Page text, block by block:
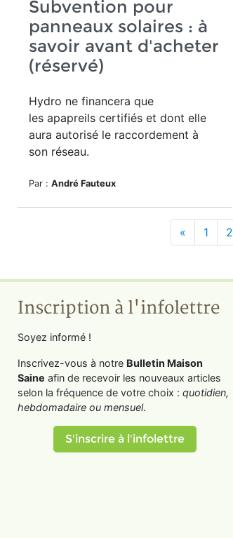
Subvention pour
panneaux solaires : à
savoir avant d'acheter
(réservé)
Hydro ne financera que
les apapreils certifiés et dont elle
aura autorisé le raccordement à
son réseau.
Par : André Fauteux
« 1 2
Inscription à l'infolettre
Soyez informé !
Inscrivez-vous à notre Bulletin Maison
Saine afin de recevoir les nouveaux articles
selon la fréquence de votre choix : quotidien,
hebdomadaire ou mensuel.
S'inscrire à l'infolettre